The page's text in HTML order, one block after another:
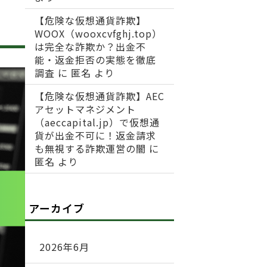
【危険な仮想通貨詐欺】
WOOX（wooxcvfghj.top）
は完全な詐欺か？出金不
能・返金拒否の実態を徹底
調査 に 匿名 より
【危険な仮想通貨詐欺】AEC
アセットマネジメント
（aeccapital.jp）で仮想通
貨が出金不可に！返金請求
も無視する詐欺運営の闇 に
匿名 より
アーカイブ
2026年6月